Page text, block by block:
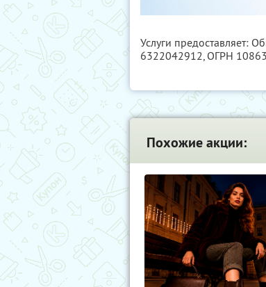
Услуги предоставляет:
6322042912, ОГРН
Похожие акции: